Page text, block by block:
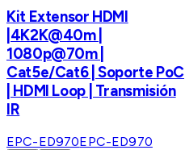
Kit Extensor HDMI
|4K2K@40m |
1080p@70m |
Cat5e/Cat6 | Soporte PoC
| HDMI Loop | Transmisión
IR
EPC-ED970EPC-ED970